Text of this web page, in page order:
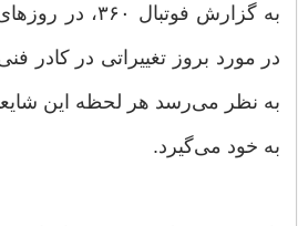
به گزارش فوتبال
در مورد بروز تغییراتی در کادر
به نظر می‌رسد هر لحظه این
به خود می‌گیرد.